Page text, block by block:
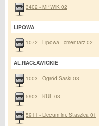
3402 - MPWiK 02
LIPOWA
1072 - Lipowa - cmentarz 02
AL.RACŁAWICKIE
1003 - Ogród Saski 03
5903 - KUL 03
5911 - Liceum im. Staszica 01